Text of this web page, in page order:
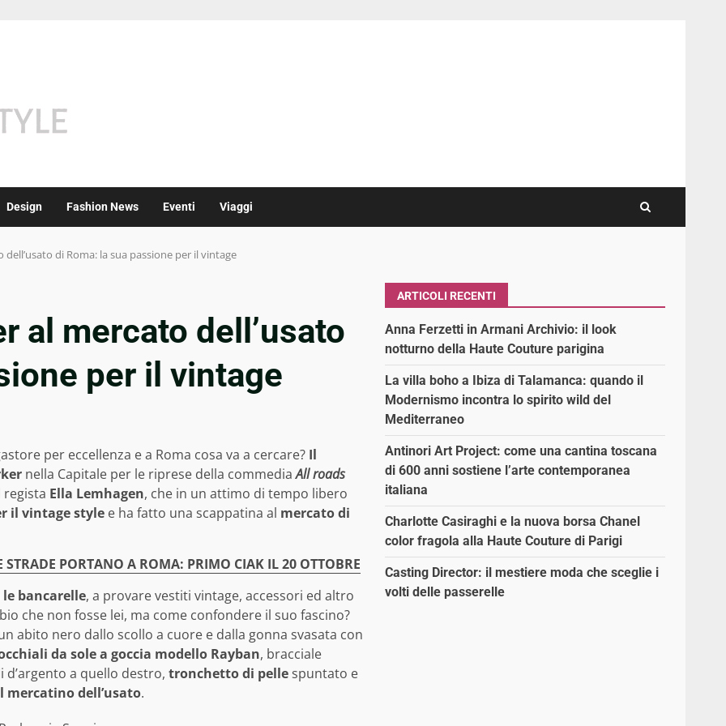
Design Fashion News Eventi Viaggi
dell’usato di Roma: la sua passione per il vintage
al mercato dell’usato
per il vintage
per eccellenza e a Roma cosa va a cercare? Il
nella Capitale per le riprese della commediaAll roads
regista Ella Lemhagen, che in un attimo di tempo libero
il vintage style e ha fatto una scappatina al mercato di
STRADE PORTANO A ROMA: PRIMO CIAK IL 20 OTTOBRE
bancarelle, a provare vestiti vintage, accessori ed altro
che non fosse lei, ma come confondere il suo fascino?
abito nero dallo scollo a cuore e dalla gonna svasata con
da sole a goccia modello Rayban, bracciale
a quello destro, tronchetto di pellespuntato e
mercatino dell’usato.
ARTICOLI RECENTI
Anna Ferzetti in Armani Archivio: il look
notturno della Haute Couture parigina
La villa boho a Ibiza di Talamanca: quando il
Modernismo incontra lo spirito wild del
Mediterraneo
Antinori Art Project: come una cantina toscana
di 600 anni sostiene l’arte contemporanea
italiana
Charlotte Casiraghi e la nuova borsa Chanel
color fragola alla Haute Couture di Parigi
Casting Director: il mestiere moda che sceglie i
volti delle passerelle